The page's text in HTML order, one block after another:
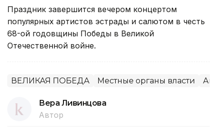
Праздник завершится вечером концертом
популярных артистов эстрады и салютом в честь
68-ой годовщины Победы в Великой
Отечественной войне.
ВЕЛИКАЯ ПОБЕДА Местные органы власти
Вера Ливинцова
Автор